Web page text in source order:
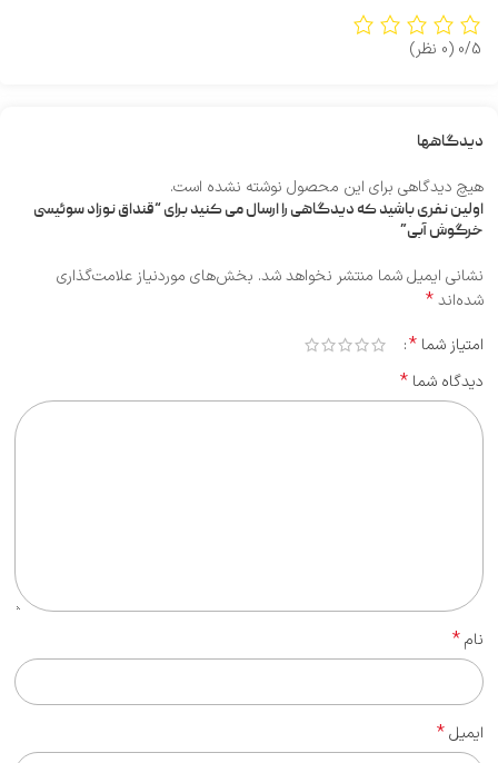
0/5 (0 نظر)
دیدگاهها
هیچ دیدگاهی برای این محصول نوشته نشده است.
اولین نفری باشید که دیدگاهی را ارسال می کنید برای “قنداق نوزاد سوئیسی
خرگوش آبی”
نشانی ایمیل شما منتشر نخواهد شد. بخش‌های موردنیاز علامت‌گذاری
شده‌اند*
امتیاز شما *
دیدگاه شما *
نام*
ایمیل*